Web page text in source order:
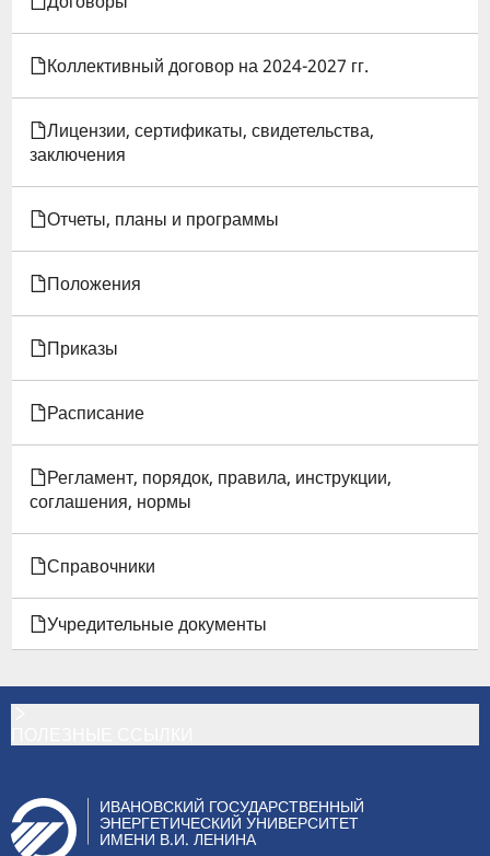
Коллективный договор на 2024-2027 гг.
Лицензии, сертификаты, свидетельства,
заключения
Отчеты, планы и программы
Положения
Приказы
Расписание
Регламент, порядок, правила, инструкции,
соглашения, нормы
Справочники
Учредительные документы
ИВАНОВСКИЙ ГОСУДАРСТВЕННЫЙ
ЭНЕРГЕТИЧЕСКИЙ УНИВЕРСИТЕТ
ИМЕНИ В.И. ЛЕНИНА